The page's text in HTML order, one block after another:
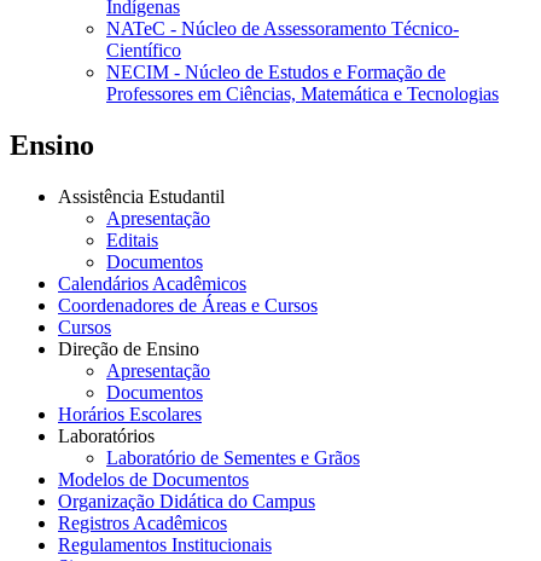
Indígenas
NATeC - Núcleo de Assessoramento Técnico-
Científico
NECIM - Núcleo de Estudos e Formação de
Professores em Ciências, Matemática e Tecnologias
Ensino
Assistência Estudantil
Apresentação
Editais
Documentos
Calendários Acadêmicos
Coordenadores de Áreas e Cursos
Cursos
Direção de Ensino
Apresentação
Documentos
Horários Escolares
Laboratórios
Laboratório de Sementes e Grãos
Modelos de Documentos
Organização Didática do Campus
Registros Acadêmicos
Regulamentos Institucionais